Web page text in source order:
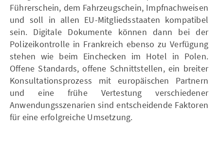
Führerschein, dem Fahrzeugschein, Impfnachweisen
und soll in allen EU-Mitgliedsstaaten kompatibel
sein. Digitale Dokumente können dann bei der
Polizeikontrolle in Frankreich ebenso zu Verfügung
stehen wie beim Einchecken im Hotel in Polen.
Offene Standards, offene Schnittstellen, ein breiter
Konsultationsprozess mit europäischen Partnern
und eine frühe Vertestung verschiedener
Anwendungsszenarien sind entscheidende Faktoren
für eine erfolgreiche Umsetzung.